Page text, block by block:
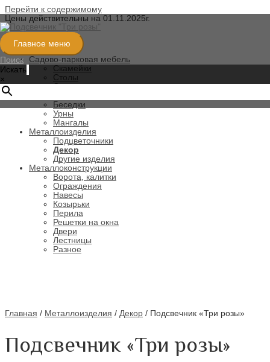
Перейти к содержимому
Главное меню
Поиск
Искать
×
Цены действительны на 01.11.2025г.
Категории
Садово-парковая мебель
Скамейки
Столы
Стулья
Беседки
Урны
Мангалы
Металлоизделия
Подцветочники
Декор
Другие изделия
Металлоконструкции
Ворота, калитки
Ограждения
Навесы
Козырьки
Перила
Решетки на окна
Двери
Лестницы
Разное
Главная / Металлоизделия / Декор / Подсвечник «Три розы»
Подсвечник «Три розы»